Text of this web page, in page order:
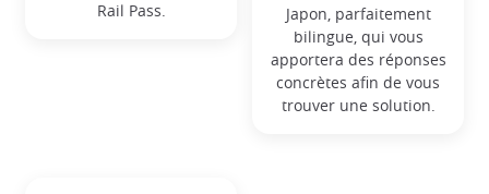
Rail Pass.
Japon, parfaitement
bilingue, qui vous
apportera des réponses
concrètes afin de vous
trouver une solution.